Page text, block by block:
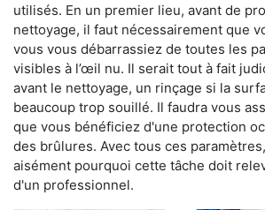
utilisés. En un premier lieu, avant de
nettoyage, il faut nécessairement que
vous vous débarrassiez de toutes les
visibles à l’œil nu. Il serait tout à fait
avant le nettoyage, un rinçage si la
beaucoup trop souillé. Il faudra vous
que vous bénéficiez d'une protection
des brûlures. Avec tous ces
aisément pourquoi cette tâche doit
d'un professionnel.